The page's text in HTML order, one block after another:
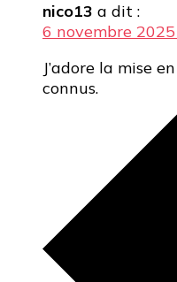
nico13 a dit :
6 novembre
J’adore la mise
connus.